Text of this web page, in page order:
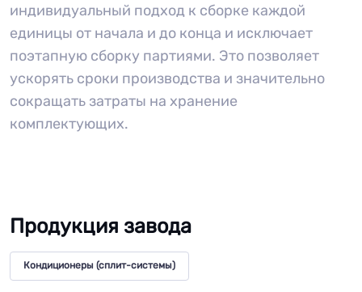
индивидуальный подход к сборке каждой
единицы от начала и до конца и исключает
поэтапную сборку партиями. Это позволяет
ускорять сроки производства и значительно
сокращать затраты на хранение
комплектующих.
Продукция завода
Кондиционеры (сплит-системы)